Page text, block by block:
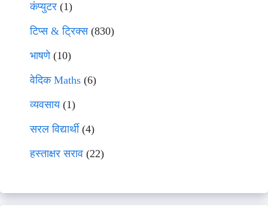
कंप्युटर (1)
टिप्स & ट्रिक्स(830)
भाषणे(10)
वेदिक Maths (6)
व्यवसाय(1)
सरल विद्यार्थी(4)
हस्ताक्षर सराव (22)